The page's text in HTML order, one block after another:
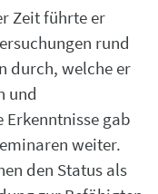
Zeit führte er
rund
durch, welche er
und
gab
weiter.
den Status als